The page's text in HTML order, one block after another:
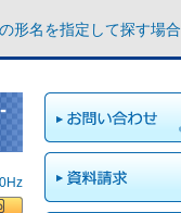
形名を指定して探す場